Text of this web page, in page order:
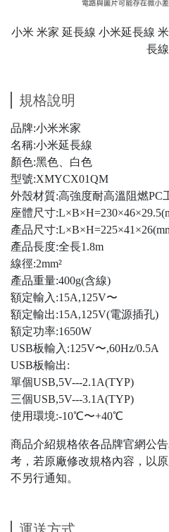
小米 米家 延長線 小米延長線
長線
規格說明
品牌:小米米家
名稱:小米延長線
顏色:黑色、白色
型號:XMYCX01QM
外殼材質:高強度耐高溫阻燃PC
座體尺寸
產品尺寸
產品長度:全長1.8m
線徑:2mm²
產品重量:400g(含線)
額定輸入:15A,125V〜
額定輸出:15A,125V(電源插孔)
額定功率:1650W
USB板輸入:125V〜,60Hz/0.5A
USB板輸出:
單個USB,5V---2.1A(TYP)
三個USB,5V---3.1A(TYP)
使用環境:-10℃〜+40℃
商品介紹規格依各品牌官網公
考，若原廠修改規格內容，以
不另行通知。